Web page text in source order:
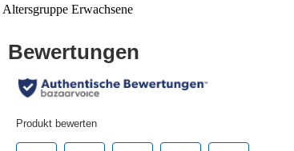
Altersgruppe Erwachsene